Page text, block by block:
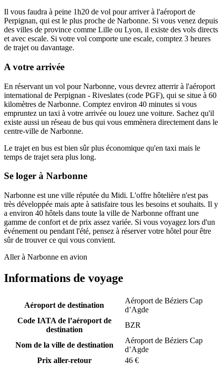
Il vous faudra à peine 1h20 de vol pour arriver à l'aéroport de
Perpignan, qui est le plus proche de Narbonne. Si vous venez depuis
des villes de province comme Lille ou Lyon, il existe des vols directs
et avec escale. Si votre vol comporte une escale, comptez 3 heures
de trajet ou davantage.
A votre arrivée
En réservant un vol pour Narbonne, vous devrez atterrir à l'aéroport
international de Perpignan - Riveslates (code PGF), qui se situe à 60
kilomètres de Narbonne. Comptez environ 40 minutes si vous
empruntez un taxi à votre arrivée ou louez une voiture. Sachez qu'il
existe aussi un réseau de bus qui vous emmènera directement dans le
centre-ville de Narbonne.
Le trajet en bus est bien sûr plus économique qu'en taxi mais le
temps de trajet sera plus long.
Se loger à Narbonne
Narbonne est une ville réputée du Midi. L'offre hôtelière n'est pas
très développée mais apte à satisfaire tous les besoins et souhaits. Il y
a environ 40 hôtels dans toute la ville de Narbonne offrant une
gamme de confort et de prix assez variée. Si vous voyagez lors d'un
événement ou pendant l'été, pensez à réserver votre hôtel pour être
sûr de trouver ce qui vous convient.
Aller à Narbonne en avion
Informations de voyage
Aéroport de destination
Aéroport de Béziers Cap
d’Agde
Code IATA de l’aéroport de
destination
BZR
Nom de la ville de destination
Aéroport de Béziers Cap
d’Agde
Prix aller-retour
46 €